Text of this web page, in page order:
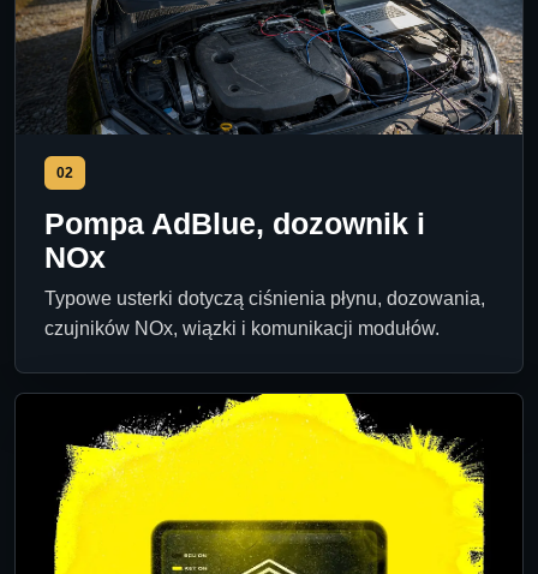
02
Pompa AdBlue, dozownik i
NOx
Typowe usterki dotyczą ciśnienia płynu, dozowania,
czujników NOx, wiązki i komunikacji modułów.